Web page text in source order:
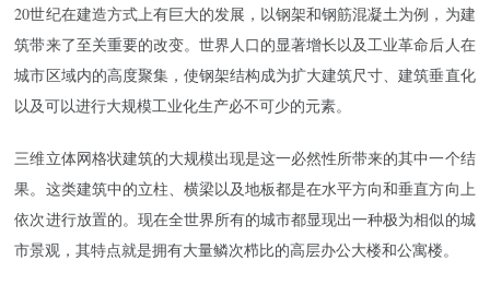
20世纪在建造方式上有巨大的发展，以钢架和钢筋混凝土为例，为建
筑带来了至关重要的改变。世界人口的显著增长以及工业革命后人在
城市区域内的高度聚集，使钢架结构成为扩大建筑尺寸、建筑垂直化
以及可以进行大规模工业化生产必不可少的元素。
三维立体网格状建筑的大规模出现是这一必然性所带来的其中一个结
果。这类建筑中的立柱、横梁以及地板都是在水平方向和垂直方向上
依次进行放置的。现在全世界所有的城市都显现出一种极为相似的城
市景观，其特点就是拥有大量鳞次栉比的高层办公大楼和公寓楼。